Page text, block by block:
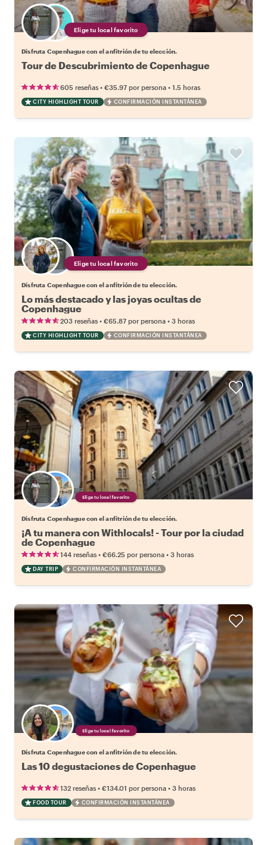
Elige tu local favorito
Disfruta Copenhague con el anfitrión de tu elección.
Tour de Descubrimiento de Copenhague
605 reseñas • €35.97 por persona • 1.5 horas
CITY HIGHLIGHT TOUR CONFIRMACIÓN INSTANTÁNEA
Elige tu local favorito
Disfruta Copenhague con el anfitrión de tu elección.
Lo más destacado y las joyas ocultas de
Copenhague
203 reseñas • €65.87 por persona • 3 horas
CITY HIGHLIGHT TOUR CONFIRMACIÓN INSTANTÁNEA
Elige tu local favorito
Disfruta Copenhague con el anfitrión de tu elección.
¡A tu manera con Withlocals! - Tour por la ciudad
de Copenhague
144 reseñas • €66.25 por persona • 3 horas
DAY TRIP CONFIRMACIÓN INSTANTÁNEA
Elige tu local favorito
Disfruta Copenhague con el anfitrión de tu elección.
Las 10 degustaciones de Copenhague
132 reseñas • €134.01 por persona • 3 horas
FOOD TOUR CONFIRMACIÓN INSTANTÁNEA